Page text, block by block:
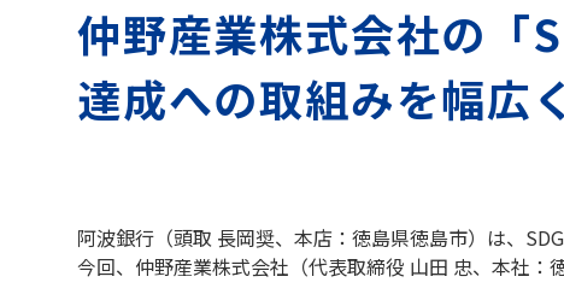
仲野産業株式会社の「
達成への取組みを幅広
阿波銀行（頭取 長岡奨、本店：徳島県徳島市）は、
今回、仲野産業株式会社（代表取締役 山田 忠、本社：